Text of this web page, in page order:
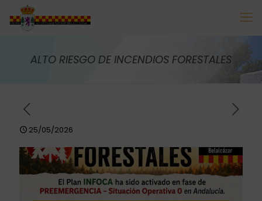
ALTO RIESGO DE INCENDIOS FORESTALES
25/05/2026